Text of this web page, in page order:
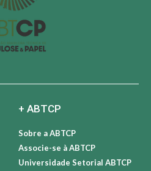
+ ABTCP
Sobre a ABTCP
Associe-se à ABTCP
Universidade Setorial ABTCP